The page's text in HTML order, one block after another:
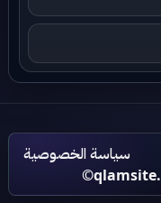
سياسة الخصوصية